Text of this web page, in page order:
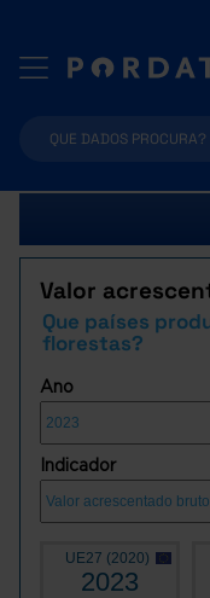
Valor
Que países
florestas?
Ano
Indicador
UE27 (2020)
2023